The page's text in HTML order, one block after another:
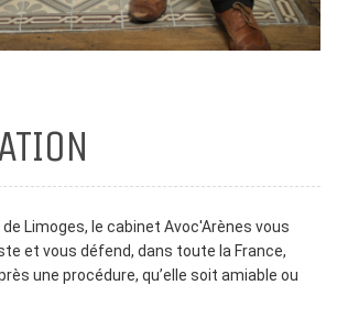
Limoges, le cabinet Avoc'Arènes vous
et vous défend, dans toute la France,
une procédure, qu’elle soit amiable ou